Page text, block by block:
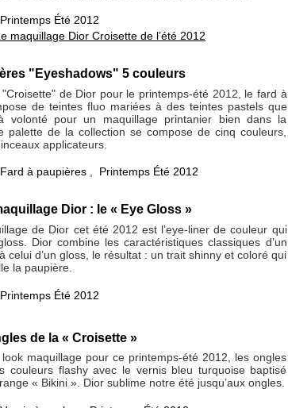
Printemps Été 2012
maquillage Dior Croisette de l’été 2012
"Eyeshadows" 5 couleurs
de Dior pour le printemps-été 2012, le fard à
de teintes fluo mariées à des teintes pastels que
volonté pour un maquillage printanier bien dans la
palette de la collection se compose de cinq couleurs,
applicateurs.
Fard à paupières Printemps Été 2012
Dior : le « Eye Gloss »
de Dior cet été 2012 est l’eye-liner de couleur qui
Dior combine les caractéristiques classiques d’un
celui d’un gloss, le résultat : un trait shinny et coloré qui
la paupière.
Printemps Été 2012
de la « Croisette »
maquillage pour ce printemps-été 2012, les ongles
couleurs flashy avec le vernis bleu turquoise baptisé
« Bikini ». Dior sublime notre été jusqu’aux ongles.